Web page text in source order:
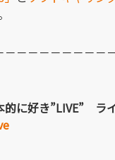
－－－－－－－－－
的に好き”LIVE” ラ